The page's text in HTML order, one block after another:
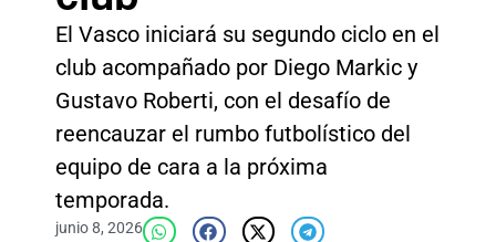
El Vasco iniciará su segundo ciclo en el
club acompañado por Diego Markic y
Gustavo Roberti, con el desafío de
reencauzar el rumbo futbolístico del
equipo de cara a la próxima
temporada.
junio 8, 2026